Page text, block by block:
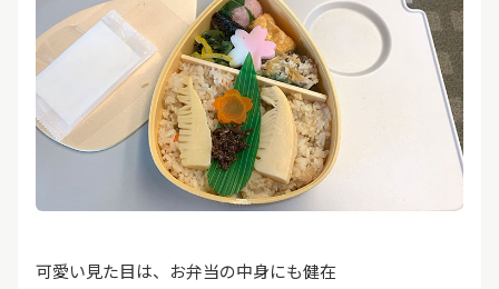
可愛い見た目は、お弁当の中身にも健在